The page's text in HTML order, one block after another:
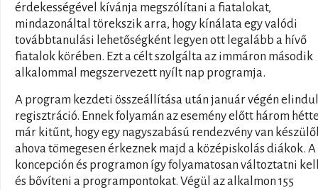
érdekességével kívánja megszólítani a fiatalokat,
mindazonáltal törekszik arra, hogy kínálata egy valódi
továbbtanulási lehetőségként legyen ott legalább a hívő
fiatalok körében. Ezt a célt szolgálta az immáron második
alkalommal megszervezett nyílt nap programja.
A program kezdeti összeállítása után január végén
regisztráció. Ennek folyamán az esemény előtt három
már kitűnt, hogy egy nagyszabású rendezvény van
ahova tömegesen érkeznek majd a középiskolás diákok. A
koncepción és programon így folyamatosan változtatni
és bővíteni a programpontokat. Végül az alkalmon 155